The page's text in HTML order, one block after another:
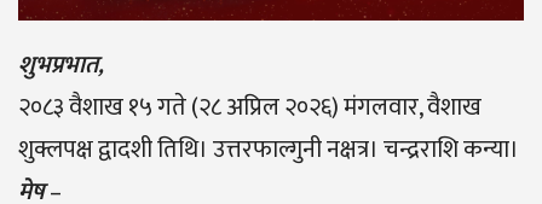
शुभप्रभात,
२०८३ वैशाख १५ गते (२८ अप्रिल २०२६) मंगलवार, वैशाख
शुक्लपक्ष द्वादशी तिथि। उत्तरफाल्गुनी नक्षत्र। चन्द्रराशि कन्या।
मेष–